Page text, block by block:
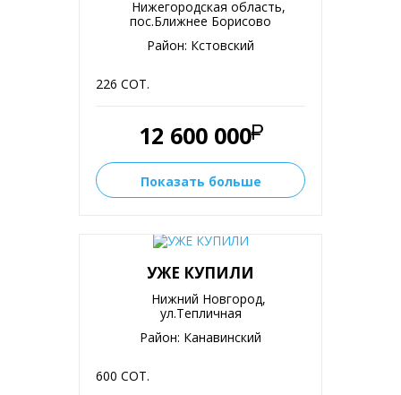
Нижегородская область,
пос.Ближнее Борисово
Район: Кстовский
226 СОТ.
12 600 000
Показать больше
УЖЕ КУПИЛИ
Нижний Новгород,
ул.Тепличная
Район: Канавинский
600 СОТ.